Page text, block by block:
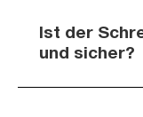
Ist der
und sicher?